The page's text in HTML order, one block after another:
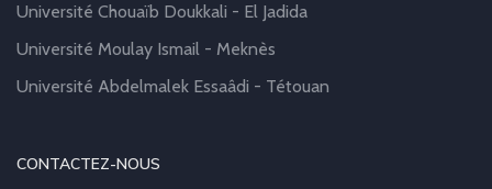
Université Chouaïb Doukkali - El Jadida
Université Moulay Ismail - Meknès
Université Abdelmalek Essaâdi - Tétouan
CONTACTEZ-NOUS